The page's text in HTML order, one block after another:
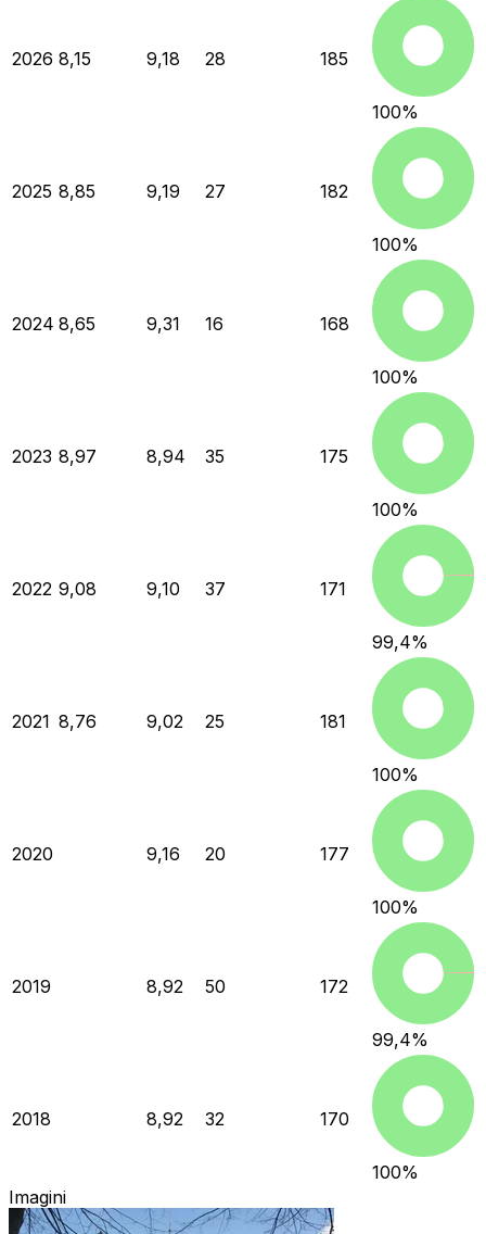
2026 8,15 9,18 28 185
100%
2025 8,85 9,19 27 182
100%
2024 8,65 9,31 16 168
100%
2023 8,97 8,94 35 175
100%
2022 9,08 9,10 37 171
99,4%
2021 8,76 9,02 25 181
100%
2020 9,16 20 177
100%
2019 8,92 50 172
99,4%
2018 8,92 32 170
100%
Imagini